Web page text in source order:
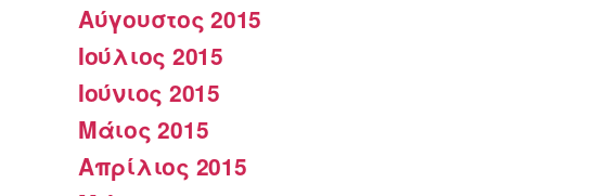
Αύγουστος 2015
Ιούλιος 2015
Ιούνιος 2015
Μάιος 2015
Απρίλιος 2015